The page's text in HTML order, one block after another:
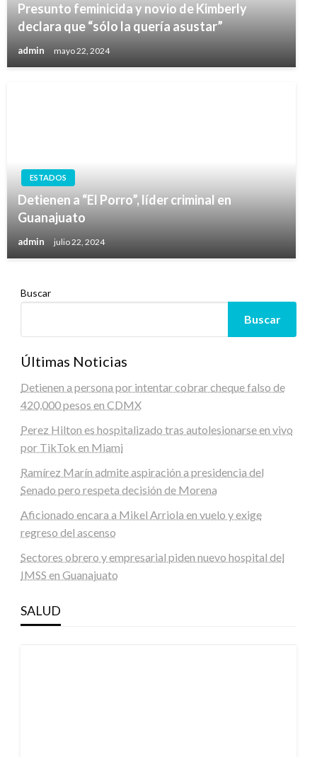
Presunto feminicida y novio de Kimberly
declara que “sólo la quería asustar”
admin mayo 22, 2024
ESTADOS
Detienen a “El Porro”, líder criminal en
Guanajuato
admin julio 22, 2024
Buscar
Buscar
Últimas Noticias
Detienen a persona por intentar cobrar cheque falso de
420,000 pesos en CDMX
Perez Hilton es hospitalizado tras autolesionarse en vivo
por TikTok en Miami
Ramírez Marín admite aspiración a presidencia del
Senado pero respeta decisión de Morena
Aficionado encara a Mikel Arriola en vuelo y exige
regreso del ascenso
Sectores obrero y empresarial piden nuevo hospital del
IMSS en Guanajuato
SALUD